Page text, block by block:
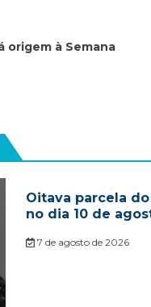
origem à Semana
Oitava parcela
no dia 10 de
7 de agosto de 2026